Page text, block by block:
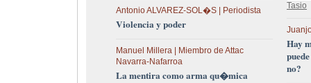
Antonio ALVAREZ-SOL�S | Periodista
Violencia y poder
Manuel Millera | Miembro de Attac
Navarra-Nafarroa
La mentira como arma qu�mica
Tasio
Hay
no?